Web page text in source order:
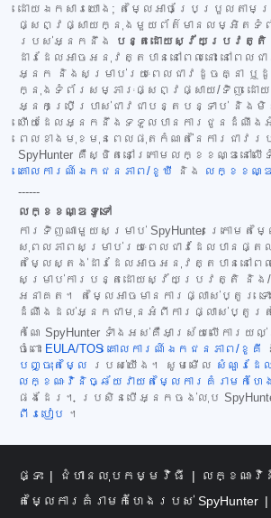
ដោយឯកសារយោង; តម្លៃអាចប្រែប្រួលតាមប្
ផ្សព្វផ្សាយក្នុងមួយព័ត៌មានលម្អិតទំព័
របស់អ្នកនឹង
បន្តដោយស្វ័យប្រវត្តិ
ដារដែលអាចអនុវត្តបាននៅពេលនោះ នៅពេ
អ្នក និងសម្រាប់រយៈពេលជាវដូចគ្នា ឬដូ
ក្នុងទំព័រសម្ភារៈផ្សព្វផ្សាយ/ទិញ ដោ
អ្នកប្រើប្រាស់ជាវជាបន្តបន្ទាប់ និងមិ
ហើយដែលអ្នកនឹងទទួលបានការជូនដំណឹងអំ
ពេលខាងមុខមុនពេលផុតកំណត់នៃការជាវ
SpyHunter គឺស្ថិតនៅក្រោមលក្ខខណ្ឌនៅល
គោលការណ៍ឯកជនភាព/ខូឃី
និង លក្ខខណ្ឌ
------
លក្ខខណ្ឌទូទៅ
ការទិញណាមួយសម្រាប់ SpyHunter ក្រោមតម្
សុពលភាពសម្រាប់រយៈពេលជាវដែលបានផ្ត
តម្លៃស្តង់ដារដែលអាចអនុវត្តបាននៅព
សម្រាប់ការបន្តដោយស្វ័យប្រវត្តិ និង/
អនាគត។ តម្លៃអាចមានការផ្លាស់ប្តូរ ទោ
ដំណឹងដល់អ្នកជាមុនអំពីការផ្លាស់ប្តូរត
កំណែ SpyHunter ទាំងអស់គឺអាស្រ័យលើកា
ចំពោះ EULA/TOS គោលការណ៍ឯកជនភាព/ខូគី
បញ្ចុះតម្លៃ
របស់យើង។ សូមមើល សំណួរដែ
លក្ខណៈវិនិច្ឆ័យវាយតម្លៃការគំរាមកំហែង
ផងដែរ។ ប្រសិនបើអ្នកចង់លុប
ពីរបៀប ។
ផ្ទះ ជំហានលុបកម្មវិធី
លក្ខណៈវិ
តម្លៃការគំរាមកំហែងរបស់ SpyHunter